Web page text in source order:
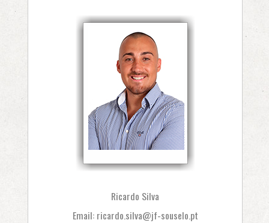
Ricardo Silva
Email: ricardo.silva@jf-souselo.pt